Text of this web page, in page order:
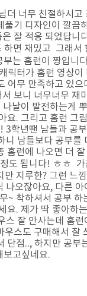
더 너무 친절하시고
풀기 디자인이 깔끔
잘 적응 되었답니
하면 재밌고 그래서
는 홈런이 짱입니
릭터가 홈런 영상이
어무 만족하고 있으
보니 너무너무 재
날이 발전하는게
요. 그리고 홈런 그
3학년땐 남들과 공
니 남들보다 공부를
홈런에 나오면 더
도 됩니다! ㅎㅎ 가
지루한? 그런 느
나오잖아요, 다른 아
~ 착하셔서 공부 하
요. 제가 딱 좋아하
스 잘 안사는데 홈런
우스도 구매해서 잘
단점.., 하지만 공부
보고싶네요.